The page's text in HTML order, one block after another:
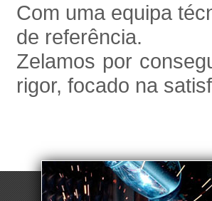
Com uma equipa
de referência.
Zelamos por
rigor, focado na